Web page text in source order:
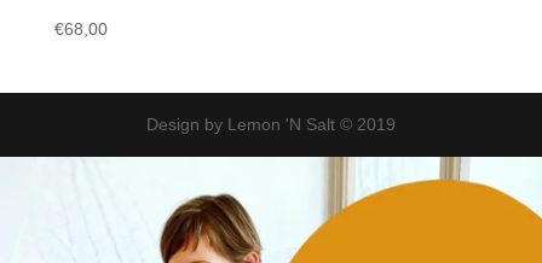
€68,00
Design by Lemon 'N Salt © 2019